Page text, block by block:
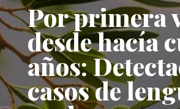
Por primera
desde hacía
años:
casos de